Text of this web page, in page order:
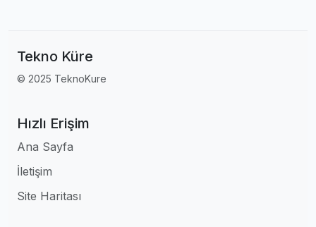
Tekno Küre
© 2025 TeknoKure
Hızlı Erişim
Ana Sayfa
İletişim
Site Haritası